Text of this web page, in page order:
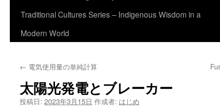
Traditional Cultures Series – Indigenous Wisdom in a
Modern World
← 電気使用量の単純計算
太陽光発電とブレーカー
投稿日: 2023年3月15日 作成者: はじめ